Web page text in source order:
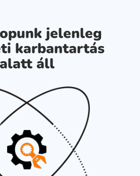
jelenleg
karbantartás
alatt áll